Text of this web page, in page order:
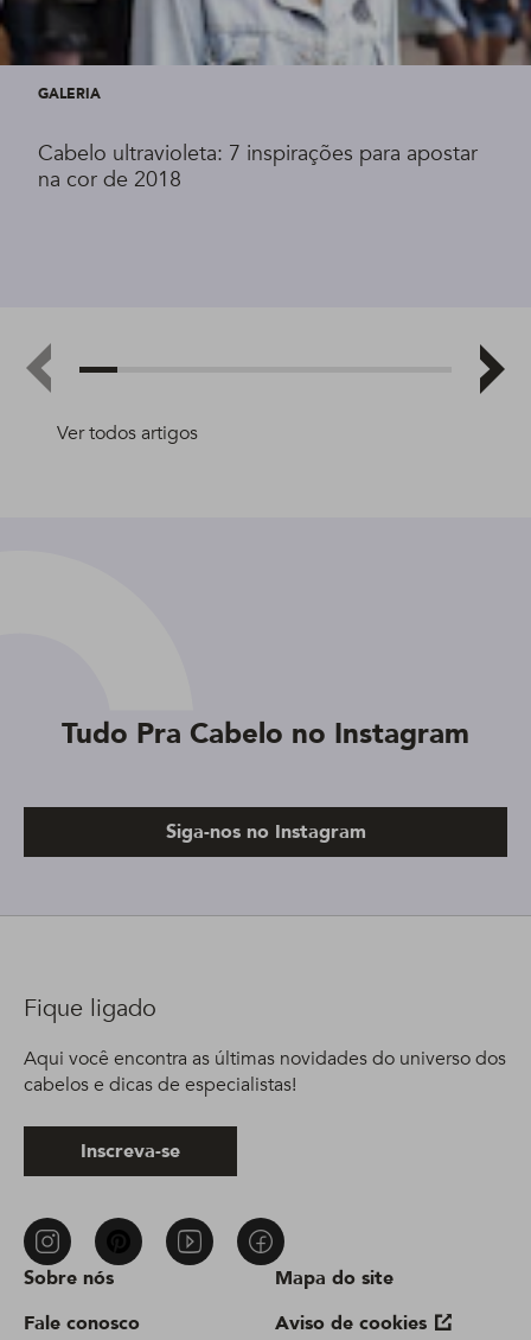
Ver todos artigos
GALERIA
Cabelo ultravioleta: 7 inspirações para apostar
na cor de 2018
Tudo Pra Cabelo no Instagram
Siga-nos no Instagram
Sobre nós
Fale conosco
Mapa do site
Aviso de cookies
Fique ligado
Aqui você encontra as últimas novidades do universo dos
cabelos e dicas de especialistas!
Inscreva-se